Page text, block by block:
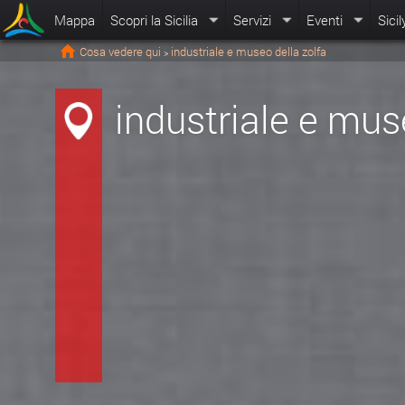
Mappa Scopri la Sicilia Servizi Eventi
Cosa vedere qui > industriale e museo della zolfa
industriale e